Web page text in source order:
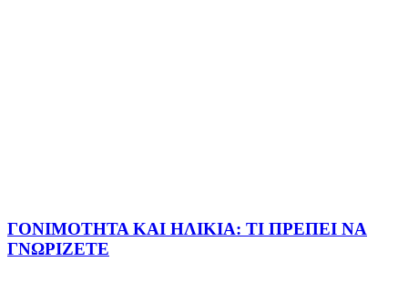
ΓΟΝΙΜΟΤΗΤΑ ΚΑΙ ΗΛΙΚΙΑ: ΤΙ ΠΡΕΠΕΙ ΝΑ
ΓΝΩΡΙΖΕΤΕ